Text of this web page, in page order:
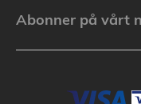
Abonner på vårt